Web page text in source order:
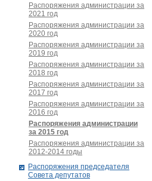
Распоряжения администрации за
2021 год
Распоряжения администрации за
2020 год
Распоряжения администрации за
2019 год
Распоряжения администрации за
2018 год
Распоряжения администрации за
2017 год
Распоряжения администрации за
2016 год
Распоряжения администрации
за 2015 год
Распоряжения администрации за
2012-2014 годы
Распоряжения председателя
Совета депутатов